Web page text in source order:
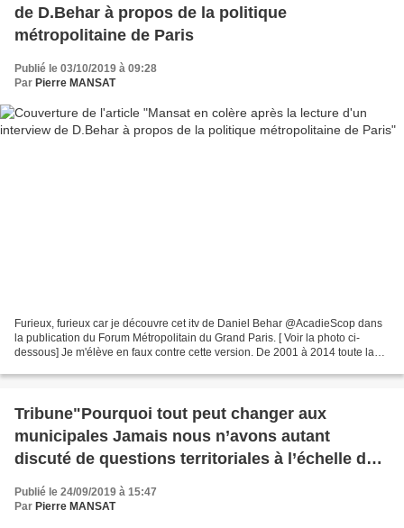
de D.Behar à propos de la politique
métropolitaine de Paris
Publié le 03/10/2019 à 09:28
Par Pierre MANSAT
Furieux, furieux car je découvre cet itv de Daniel Behar @AcadieScop dans
la publication du Forum Métropolitain du Grand Paris. [ Voir la photo ci-
dessous] Je m'élève en faux contre cette version. De 2001 à 2014 toute la
Tribune"Pourquoi tout peut changer aux
municipales Jamais nous n’avons autant
discuté de questions territoriales à l’échelle du
pays et jamais les problématiques nationales ne
se sont autant inscrites dans le local"
Publié le 24/09/2019 à 15:47
Par Pierre MANSAT